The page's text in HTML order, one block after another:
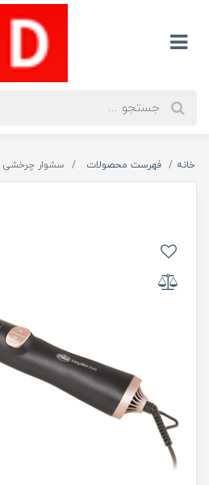
خانه فهرست محصولات سشوار چرخشی 6020ez